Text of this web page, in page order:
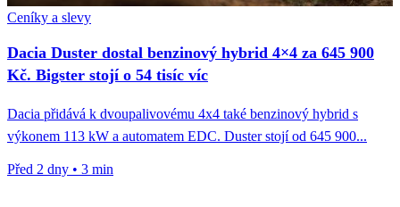
Ceníky a slevy
Dacia Duster dostal benzinový hybrid 4×4 za 645 900
Kč. Bigster stojí o 54 tisíc víc
Dacia přidává k dvoupalivovému 4x4 také benzinový hybrid s
výkonem 113 kW a automatem EDC. Duster stojí od 645 900...
Před 2 dny • 3 min